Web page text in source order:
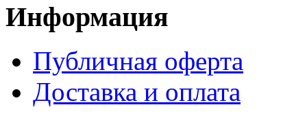
Информация
Публичная оферта
Доставка и оплата